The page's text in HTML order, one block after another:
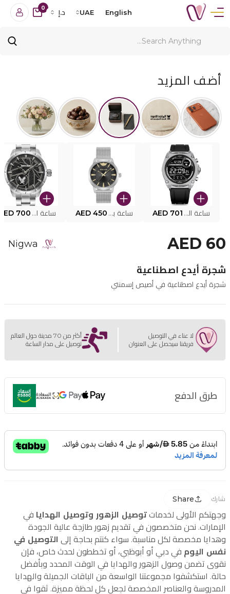
English
UAE د.إ
0
أضف المزيد
ساعة البوليس الذكية MY.AVATAR PEIUN0000101 AED 701 ساعة بوليس للرجال PEWJG0005002 AED 450 ساعة البوليس PEWJG2227302 700
AED 60
Nigwa
شجرة أيدع اصطناعية
شجرة أيدع اصطناعية في أصيص إسمنتي
لا عناء في التوصيل
فريقنا سيحصل على العنوان
أكثر من 70 مدينة حول العالم
توصيل على مدار الساعة
طرق الدفع
شارك Share
وجهتكم الأولى لخدمات توصيل الزهور وتوصيل الهدايا في
الإمارات. نحن متخصصون في تقديم زهور طازجة عالية الجودة
وهدايا مخصصة لكل مناسبة. سواء كنتم بحاجة إلى التوصيل في
نفس اليوم في دبي أو أبوظبي، أو تخططون لحدث خاص، فإن
نقوى تضمن وصول الزهور والهدايا في الوقت المحدد وبأفضل
حالة. استكشفوا مجموعتنا الواسعة من الباقات الجميلة والهدايا
المدروسة والعناصر المخصصة لجعل كل لحظة مميزة. ثقوا في